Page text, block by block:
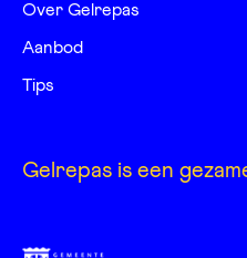
Over Gelrepas
Aanbod
Tips
Gelrepas is een